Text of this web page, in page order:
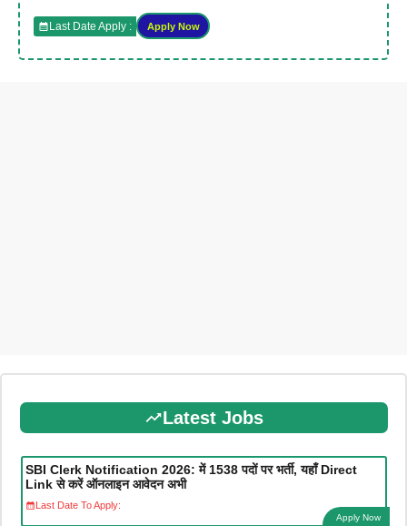
Last Date Apply : Apply Now
Latest Jobs
SBI Clerk Notification 2026: में 1538 पदों पर भर्ती, यहाँ Direct
Link से करें ऑनलाइन आवेदन अभी
Last Date To Apply:
Apply Now